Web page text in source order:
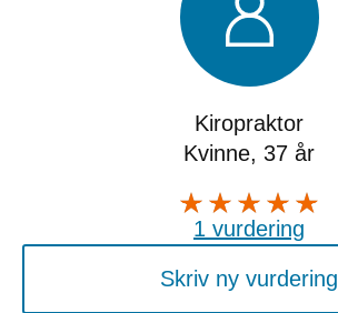
Kiropraktor
Kvinne, 37 år
1 vurdering
Skriv ny vurdering